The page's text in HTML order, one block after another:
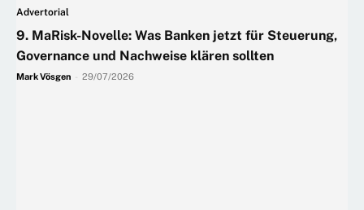
Advertorial
9. MaRisk-Novelle: Was Banken jetzt für Steuerung,
Governance und Nachweise klären sollten
Mark Vösgen 29/07/2026